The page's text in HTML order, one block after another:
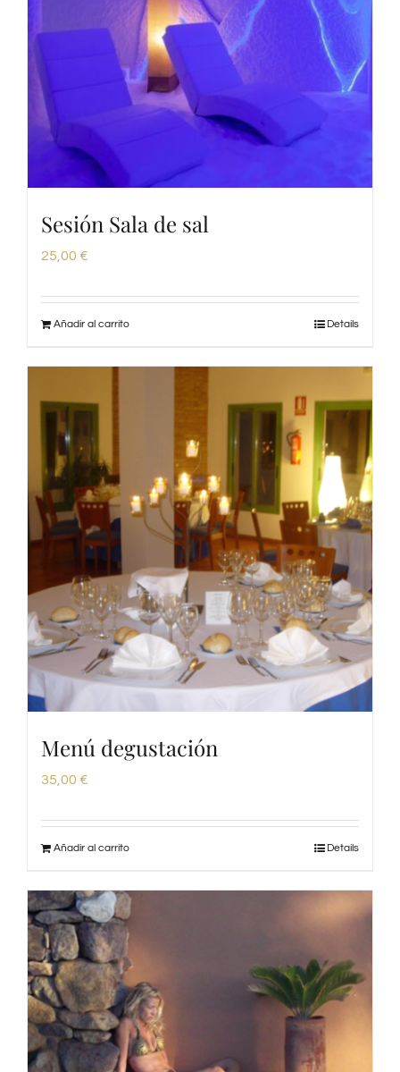
Sesión Sala de sal
25,00 €
Añadir al carrito Details
Menú degustación
35,00 €
Añadir al carrito Details